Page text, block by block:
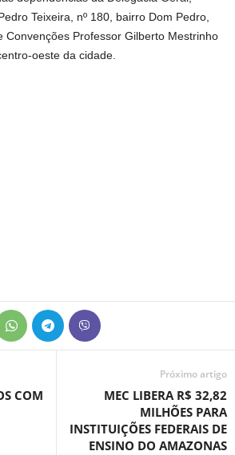
Teixeira, nº 180, bairro Dom Pedro,
Convenções Professor Gilberto Mestrinho
oeste da cidade.
COM
Próximo artigo
MEC LIBERA R$ 32,82
MILHÕES PARA
INSTITUIÇÕES FEDERAIS DE
ENSINO DO AMAZONAS